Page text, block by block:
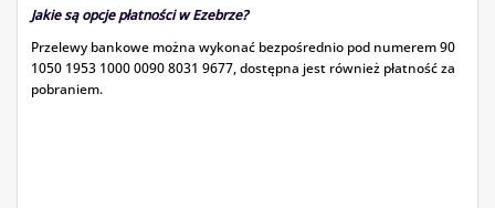
Jakie są opcje płatności w Ezebrze?
Przelewy bankowe można wykonać bezpośrednio pod numerem 90
1050 1953 1000 0090 8031 ​​9677, dostępna jest również płatność za
pobraniem.